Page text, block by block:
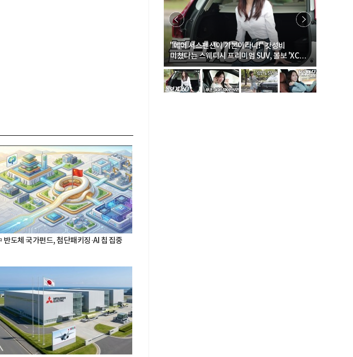
반도체 국가펀드, 첨단패키징·AI 칩 집중
"에어 서스펜션이 기본이라니!" 갓성비
미쳤다는 스웨디시 프리미엄 SUV, 볼보 'XC60
B5 울트라'